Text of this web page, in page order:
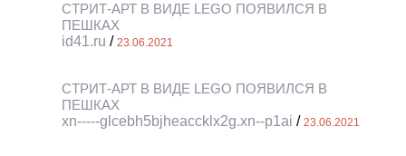
СТРИТ-АРТ В ВИДЕ LEGO ПОЯВИЛСЯ В
ПЕШКАХ
id41.ru / 23.06.2021
СТРИТ-АРТ В ВИДЕ LEGO ПОЯВИЛСЯ В
ПЕШКАХ
xn-----glcebh5bjheaccklx2g.xn--p1ai / 23.06.2021